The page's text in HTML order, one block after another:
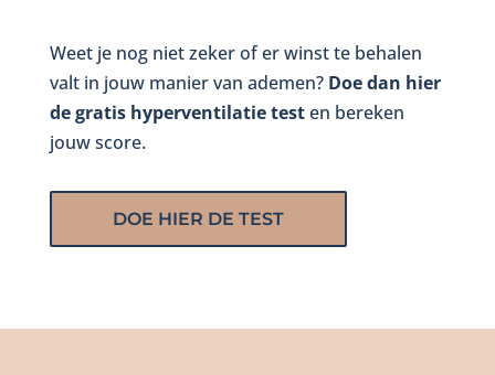
Weet je nog niet zeker of er winst te behalen
valt in jouw manier van ademen? Doe dan hier
de gratis hyperventilatie testen bereken
jouw score.
DOE HIER DE TEST